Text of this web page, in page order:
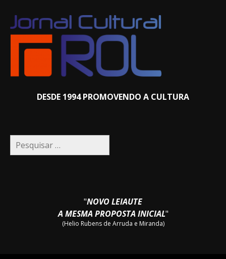
DESDE 1994 PROMOVENDO A CULTURA
Pesquisar
por:
"NOVO LEIAUTE
A MESMA PROPOSTA INICIAL"
(Helio Rubens de Arruda e Miranda)